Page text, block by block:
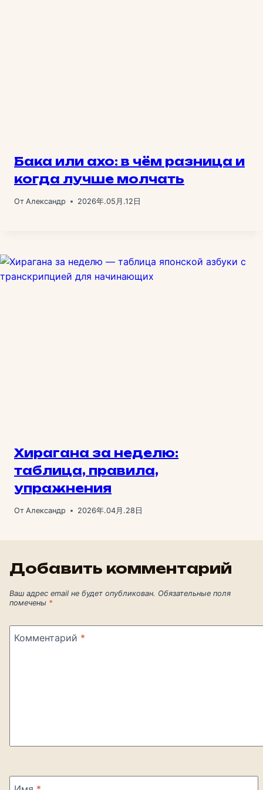
Бака или ахо: в чём разница и
когда лучше молчать
От Александр 2026年.05月.12日
Хирагана за неделю:
таблица, правила,
упражнения
От Александр 2026年.04月.28日
Добавить комментарий
Ваш адрес email не будет опубликован. Обязательные поля
помечены *
Комментарий *